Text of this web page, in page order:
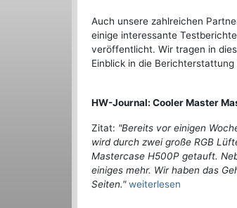
Auch unsere zahlreichen
einige interessante
veröffentlicht. Wir tragen in
Einblick in die
HW-Journal: Cooler Master
Zitat: "Bereits vor einigen
wird durch zwei große RGB
Mastercase H500P getauft.
einiges mehr. Wir haben das
Seiten." weiterlesen